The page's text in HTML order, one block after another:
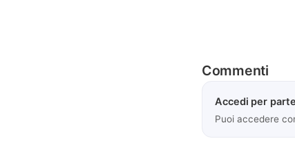
Commenti
Accedi per
Puoi accedere